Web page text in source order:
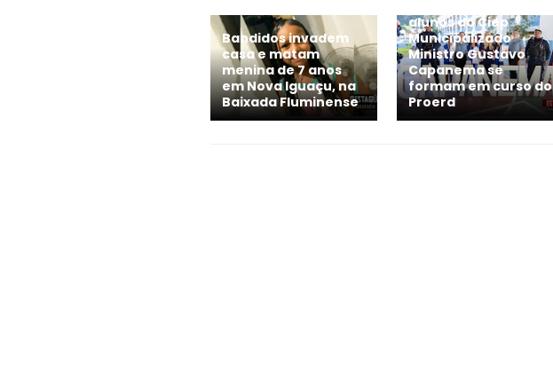
Bandidos invadem
casa e matam
menina de 7 anos
em Nova Iguaçu, na
Baixada Fluminense
alunos do Ciep
Municipalizado
Ministro Gustavo
Capanema se
formam em curso do
Proerd